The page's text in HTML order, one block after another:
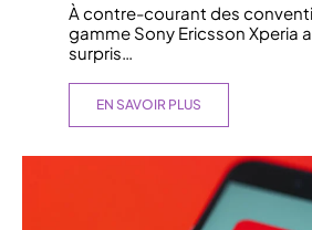
À contre-courant des
gamme Sony Ericsson Xperia
surpris
EN SAVOIR PLUS